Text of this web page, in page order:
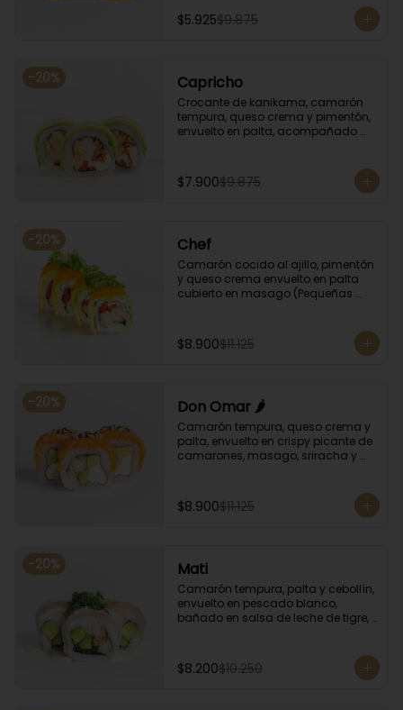
$5.925$9.875
-20% Capricho
Crocante de kanikama, camarón
tempura, queso crema y pimentón,
envuelto en palta, acompañado
$7.900$9.875
-20% Chef
Camarón cocido al ajillo, pimentón
y queso crema envuelto en palta
cubierto en masago (Pequeñas
$8.900$11.125
-20% Don Omar 🌶️
Camarón tempura, queso crema y
palta, envuelto en crispy picante de
camarones, masago, sriracha y
$8.900$11.125
-20% Mati
Camarón tempura, palta y cebollín,
envuelto en pescado blanco,
bañado en salsa de leche de tigre,
$8.200$10.250